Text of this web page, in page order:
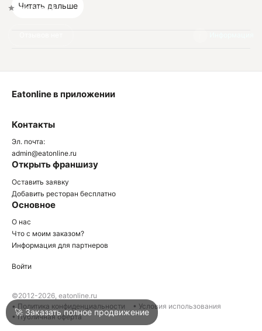
Войти
Написать в техподдержку
Нет оценок
Читать дальше
Контакты
Эл. почта:
admin@eatonline.ru
Открыть франшизу
Оставить заявку
Добавить ресторан бесплатно
Основное
О нас
Что с моим заказом?
Информация для партнеров
Eatonline в приложении
Войти
©2012-2026, eatonline.ru
• Политика конфиденциальности
• Условия использования
• Публичная оферта
🚀 Заказать полное продвижение